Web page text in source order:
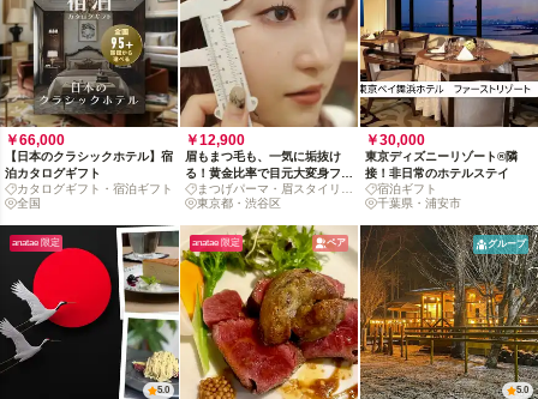
￥66,000
【日本のクラシックホテル】宿
泊カタログギフト
カタログギフト・宿泊ギフト
全国
￥12,900
眉もまつ毛も、一気に垢抜け
る！黄金比率で目元大変身フル
コース
まつげパーマ・眉スタイリン
グ
東京都・渋谷区
￥30,000
東京ディズニーリゾート®隣
接！非日常のホテルステイ
宿泊ギフト
千葉県・浦安市
anatae 限定
5.0
anatae 限定 ペア グループ
5.0